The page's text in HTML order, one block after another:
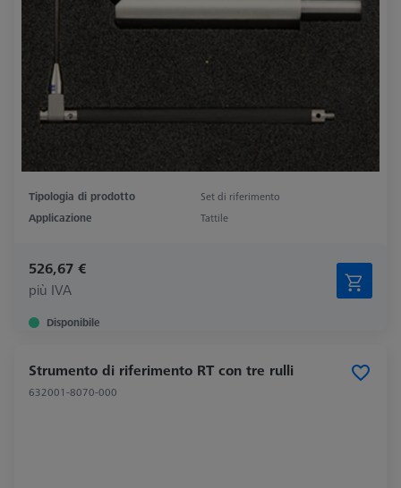
Tipologia di prodotto
Set di riferimento
Applicazione
Tattile
526,67 €
più IVA
Disponibile
Strumento di riferimento RT con tre rulli
632001-8070-000